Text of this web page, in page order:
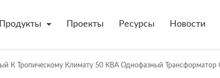
Продукты Проекты Ресурсы Новости